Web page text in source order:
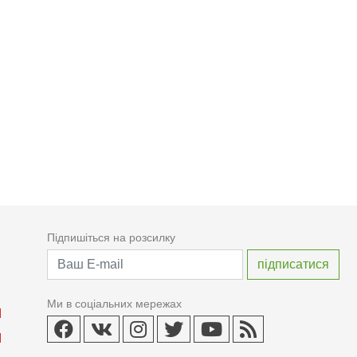
Підпишіться на розсилку
Ми в соціальних мережах